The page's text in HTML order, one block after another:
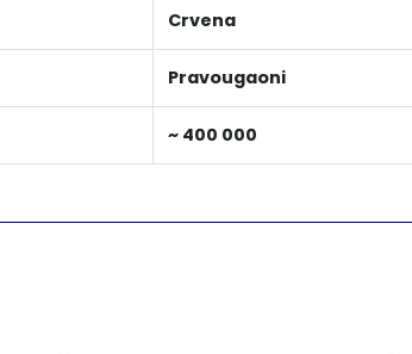
Crvena
Pravougaoni
~ 400 000